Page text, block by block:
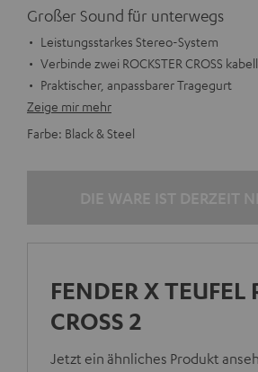
Großer Sound für unterwegs
Leistungsstarkes Stereo-System
Verbinde zwei ROCKSTER CROSS
Praktischer, anpassbarer Tragegurt
Zeige mir mehr
Farbe: Black & Steel
FENDER X TEUFEL
CROSS 2
Jetzt ein ähnliches Produkt